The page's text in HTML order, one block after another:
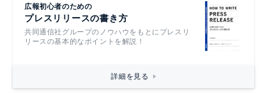
広報初心者のための
プレスリリースの書き方
共同通信社グループのノウハウをもとにプレスリ
リースの基本的なポイントを解説！
詳細を見る